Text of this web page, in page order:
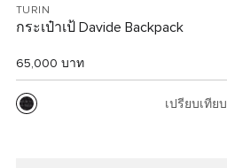
TURIN
กระเป๋าเป้ Davide Backpack
65,000 บาท
เปรียบเทียบ